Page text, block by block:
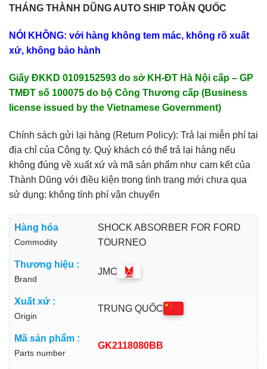
THÁNG THÀNH DŨNG AUTO SHIP TOÀN QUỐC
NÓI KHÔNG: với hàng không tem mác, không rõ xuất
xứ, không bảo hành
Giấy ĐKKD 0109152593 do sở KH-ĐT Hà Nội cấp – GP
TMĐT số 100075 do bộ Công Thương cấp (Business
license issued by the Vietnamese Government)
Chính sách gửi lại hàng (Return Policy): Trả lại miễn phí tại
địa chỉ của Công ty. Quý khách có thể trả lại hàng nếu
không đúng về xuất xứ và mã sản phẩm như cam kết của
Thành Dũng với điều kiện trong tình trạng mới chưa qua
sử dụng: không tính phí vận chuyển
Hàng hóa
Commodity
SHOCK ABSORBER FOR FORD
TOURNEO
Thương hiệu :
Brand
JMC
Xuất xứ :
Origin
TRUNG QUỐC
Mã sản phẩm :
Parts number
GK2118080BB